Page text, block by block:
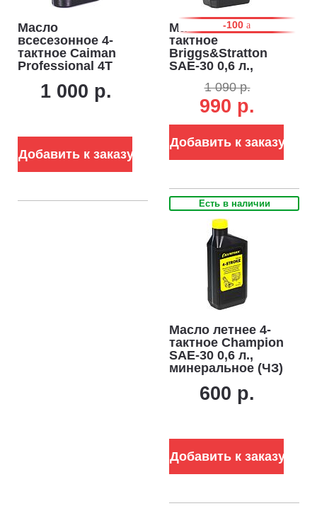
Масло
всесезонное 4-
тактное Caiman
Professional 4T
полусинтетическое
1 000 р.
Добавить к заказу
-100
Масло летнее 4-
тактное
Briggs&Stratton
SAE-30 0,6 л.,
1 090 р.
990 р.
Добавить к заказу
Есть в наличии
Масло летнее 4-
тактное Champion
SAE-30 0,6 л.,
минеральное (ЧЗ)
600 р.
Добавить к заказу